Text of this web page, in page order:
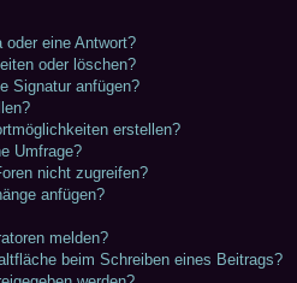
eine Antwort?
oder löschen?
Signatur anfügen?
erstellen?
Umfrage?
nicht zugreifen?
anfügen?
melden?
beim Schreiben eines Beitrags?